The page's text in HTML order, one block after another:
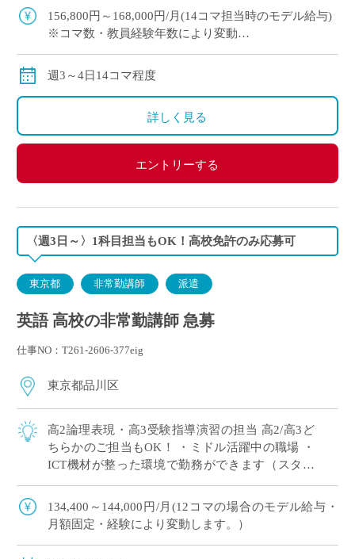
る先生を募集します
156,800円～168,000円/月(14コマ担当時のモデル給与)
※コマ数・教員経験年数により変動
※交通費全額支給
週3～4日14コマ程度
詳しく見る
エントリーする
〈週3日～〉1科目担当もOK！高校免許のみ応募可
東京都 非常勤講師 派遣
英語 高校の非常勤講師 急募
仕事NO：T261-2606-377eig
東京都品川区
高2論理表現・高3受験指導演習の担当 高2/高3ど
ちらかのご担当もOK！ ・ミドル活躍中の職場 ・
ICT機材が整った環境で勤務ができます（スタデ
ィサプリ・teams・ロイロノート使用あり） 今ま
での自身の経験を活かして、 […]
134,400～144,000円/月(12コマの場合のモデル給与・
月額固定・経験により変動します。）